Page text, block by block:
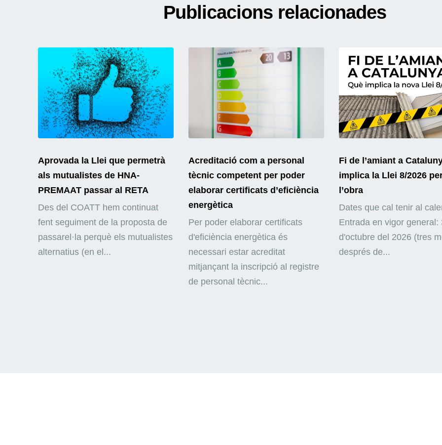
Publicacions relacionades
Aprovada la Llei que permetrà
als mutualistes de HNA-
PREMAAT passar al RETA
Des del COATT hem continuat
fent seguiment de la proposta de
passarel·la perquè els mutualistes
alternatius (en el...
Acreditació com a personal
tècnic competent per poder
elaborar certificats d’eficiència
energètica
Per poder elaborar certificats
d'eficiència energètica és
necessari estar acreditat
mitjançant la inscripció al registre
de personal tècnic...
Fi de l’amiant a
implica la Llei 8/2026
l’obra
Dates que cal tenir al
Entrada en vigor general:
d'octubre del 2026 (tres
després de...